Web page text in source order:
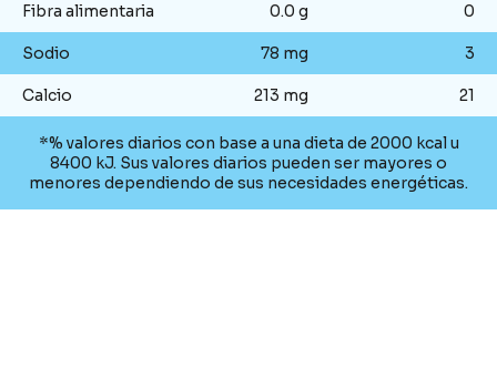
Fibra alimentaria 0.0 g 0
Sodio 78 mg 3
Calcio 213 mg 21
*% valores diarios con base a una dieta de 2000 kcal u
8400 kJ. Sus valores diarios pueden ser mayores o
menores dependiendo de sus necesidades energéticas.